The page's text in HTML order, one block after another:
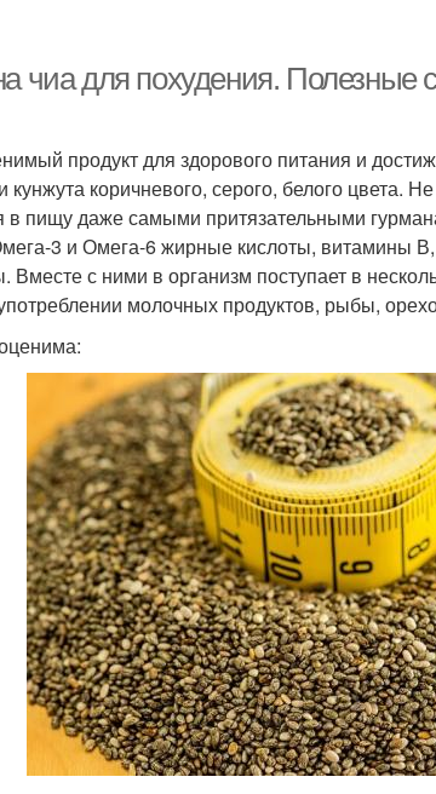
чиа для похудения. Полезные
продукт для здорового питания и
кунжута коричневого, серого, белого цвета.
в пищу даже самыми притязательными
3 и Омега-6 жирные кислоты, витамины В,
Вместе с ними в организм поступает в
молочных продуктов, рыбы,